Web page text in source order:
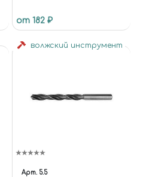
от 182 ₽
волжский инструмент
Арт. 5.5